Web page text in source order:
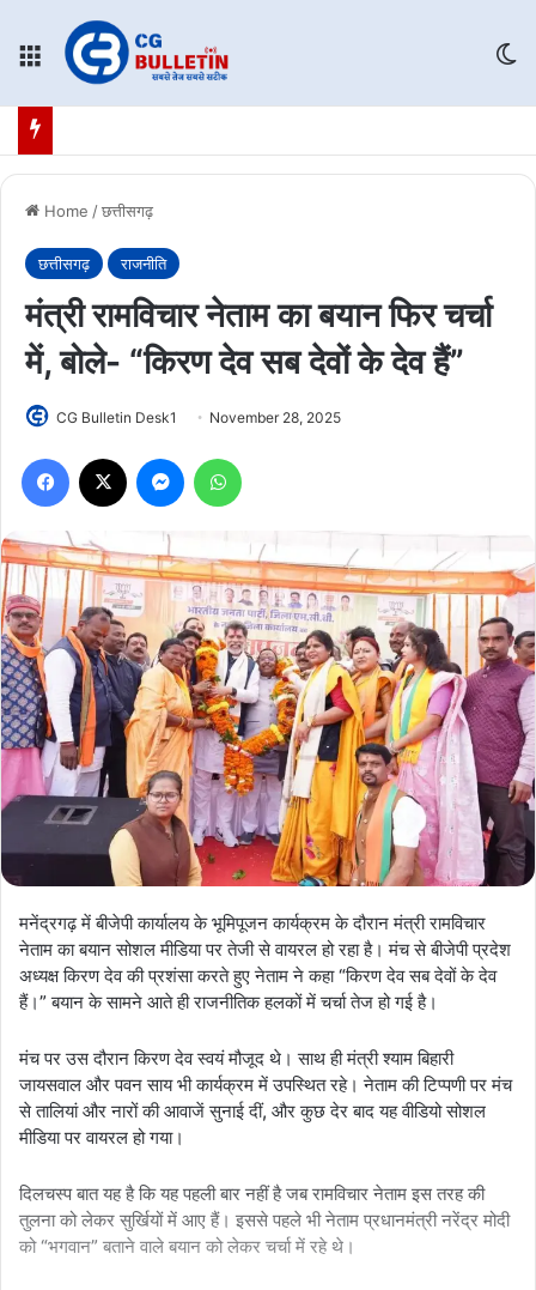
Menu
Home /छत्तीसगढ़
छत्तीसगढ़ राजनीति
मंत्री रामविचार नेताम का बयान फिर चर्चा
में, बोले- “किरण देव सब देवों के देव हैं”
CG Bulletin Desk1 November 28, 2025
Facebook Messenger
मनेंद्रगढ़ में बीजेपी कार्यालय के भूमिपूजन कार्यक्रम के दौरान मंत्री रामविचार
नेताम का बयान सोशल मीडिया पर तेजी से वायरल हो रहा है। मंच से बीजेपी प्रदेश
अध्यक्ष किरण देव की प्रशंसा करते हुए नेताम ने कहा “किरण देव सब देवों के देव
हैं।” बयान के सामने आते ही राजनीतिक हलकों में चर्चा तेज हो गई है।
मंच पर उस दौरान किरण देव स्वयं मौजूद थे। साथ ही मंत्री श्याम बिहारी
जायसवाल और पवन साय भी कार्यक्रम में उपस्थित रहे। नेताम की टिप्पणी पर मंच
से तालियां और नारों की आवाजें सुनाई दीं, और कुछ देर बाद यह वीडियो सोशल
मीडिया पर वायरल हो गया।
दिलचस्प बात यह है कि यह पहली बार नहीं है जब रामविचार नेताम इस तरह की
तुलना को लेकर सुर्खियों में आए हैं। इससे पहले भी नेताम प्रधानमंत्री नरेंद्र मोदी
को “भगवान” बताने वाले बयान को लेकर चर्चा में रहे थे।